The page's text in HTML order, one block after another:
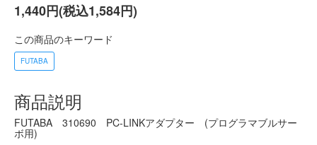
1,440円(税込1,584円)
この商品のキーワード
FUTABA
商品説明
FUTABA 310690 PC-LINKアダプター (プログラマブルサー
ボ用)